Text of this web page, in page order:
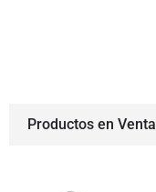
Productos en Venta